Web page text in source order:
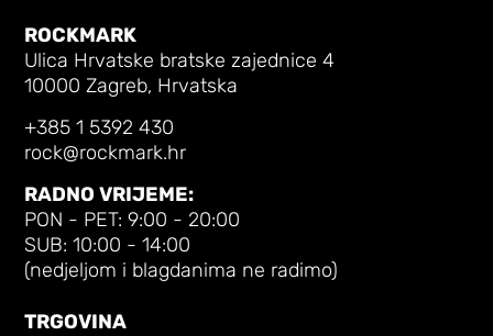
ROCKMARK
Ulica Hrvatske bratske zajednice 4
10000 Zagreb, Hrvatska
+385 1 5392 430
rock@rockmark.hr
RADNO VRIJEME:
PON - PET: 9:00 - 20:00
SUB: 10:00 - 14:00
(nedjeljom i blagdanima ne radimo)
TRGOVINA